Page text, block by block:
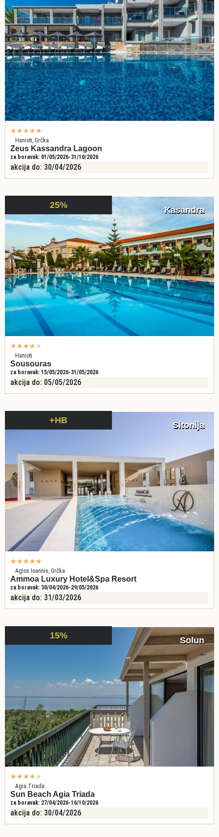
★★★★★
Hanioti, Grčka
Zeus Kassandra Lagoon
za boravak: 01/05/2026-31/10/2026
akcija do: 30/04/2026
25% Kasandra
★★★★ ★
Hanioti
Sousouras
za boravak: 15/05/2026-31/05/2026
akcija do: 05/05/2026
+HB Sitonija
★★★★★
Agios Ioannis, Grčka
Ammoa Luxury Hotel&Spa Resort
za boravak: 30/04/2026-29/05/2026
akcija do: 31/03/2026
15% Solun
★★★★ ★
Agia Triada
Sun Beach Agia Triada
za boravak: 27/04/2026-16/10/2026
akcija do: 30/04/2026